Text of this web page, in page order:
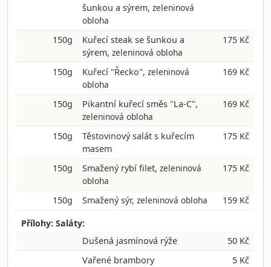
šunkou a sýrem,zeleninová
obloha
150g
Kuřecí steak se šunkou a
sýrem,zeleninová obloha
175 Kč
150g Kuřecí "Řecko",zeleninová
obloha
169 Kč
150g
Pikantní kuřecí směs "La-C",
zeleninová obloha
169 Kč
150g
Těstovinový salát s kuřecím
masem
175 Kč
150g Smažený rybí filet,zeleninová
obloha
175 Kč
150g Smažený sýr,zeleninová obloha
159 Kč
Přílohy: Saláty:
Dušená jasmínová rýže
50 Kč
Vařené brambory
5 Kč